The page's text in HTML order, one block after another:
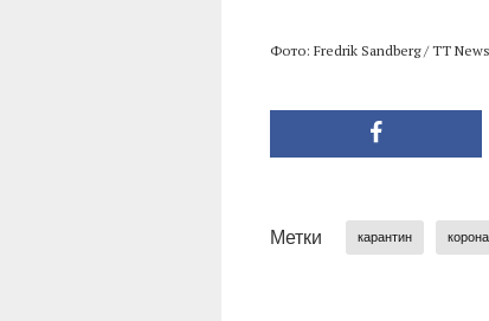
Фото: Fredrik Sandberg / TT
Метки карантин